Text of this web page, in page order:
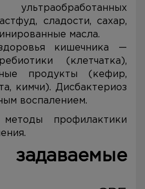
сладости, сахар,
масла.
кишечника —
(клетчатка),
продукты (кефир,
кимчи). Дисбактериоз
воспалением.
профилактики